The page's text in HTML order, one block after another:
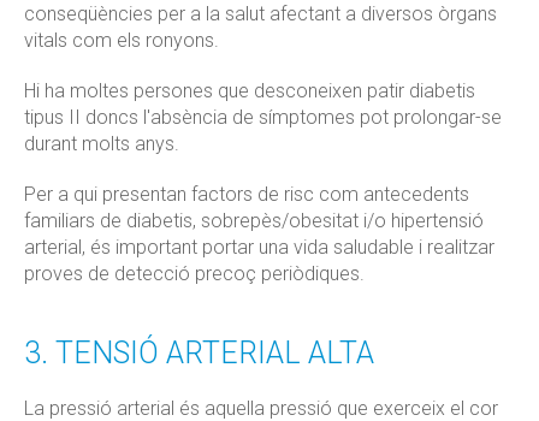
conseqüències per a la salut afectant a diversos òrgans
vitals com els ronyons.
Hi ha moltes persones que desconeixen patir diabetis
tipus II doncs l'absència de símptomes pot prolongar-se
durant molts anys.
Per a qui presentan factors de risc com antecedents
familiars de diabetis, sobrepès/obesitat i/o hipertensió
arterial, és important portar una vida saludable i realitzar
proves de detecció precoç periòdiques.
3. TENSIÓ ARTERIAL ALTA
La pressió arterial és aquella pressió que exerceix el cor